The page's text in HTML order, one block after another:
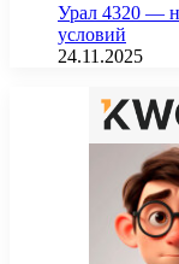
Урал 4320 —
условий
24.11.2025